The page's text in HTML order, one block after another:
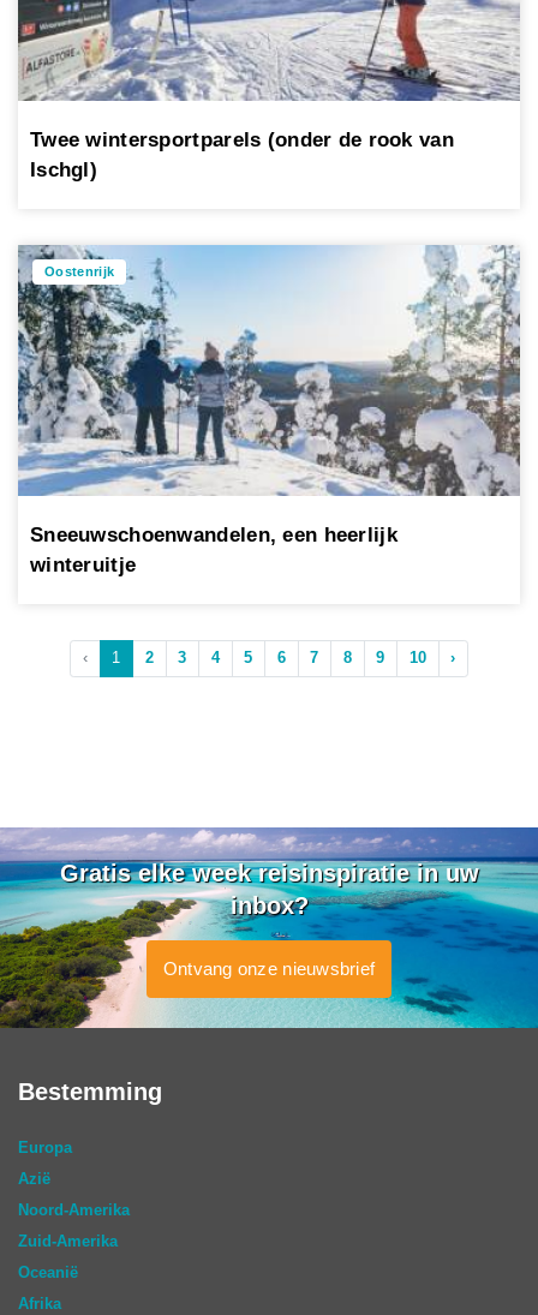
Twee wintersportparels (onder de rook van
Ischgl)
Oostenrijk
Sneeuwschoenwandelen, een heerlijk
winteruitje
‹ 1 2 3 4 5 6 7 8 9 10 ›
Gratis elke week reisinspiratie in uw
inbox?
Ontvang onze nieuwsbrief
Bestemming
Europa
Azië
Noord-Amerika
Zuid-Amerika
Oceanië
Afrika